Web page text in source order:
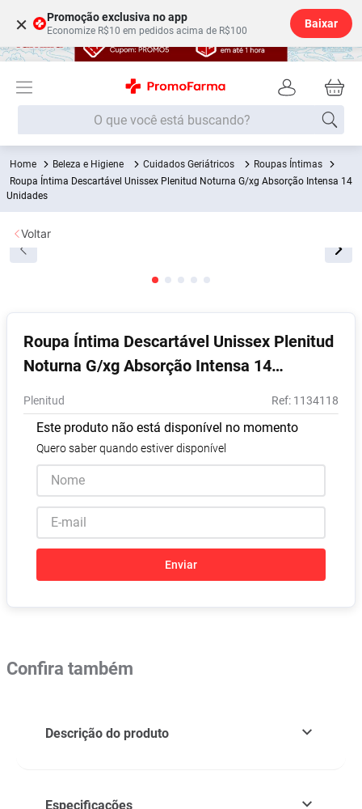
× Promoção exclusiva no app
Economize R$10 em pedidos acima de R$100
Baixar
O que você está buscando?
Beleza e Higiene Cuidados Geriátricos
Roupas Íntimas
Roupa Íntima Descartável Unissex Plenitud Noturna G/xg Absorção Intensa 14
Unidades
Roupa Íntima Descartável Unissex Plenitud
Noturna G/xg Absorção Intensa 14
Plenitud : 1134118
Este produto não está disponível no momento
Quero saber quando estiver disponível
Enviar
Voltar
Confira também
Descrição do produto
Especificações
Termos mais buscados
Shampoo
Desodorante
9º
10º Vitamina D